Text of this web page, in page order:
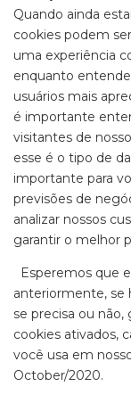
Quando ainda
cookies podem
uma experiência
enquanto
usuários mais
é importante
visitantes de
esse é o tipo de
importante para
previsões de
analizar nossos
garantir o melhor
Esperemos que
anteriormente, se
se precisa ou
cookies ativados,
você usa em
October/2020.